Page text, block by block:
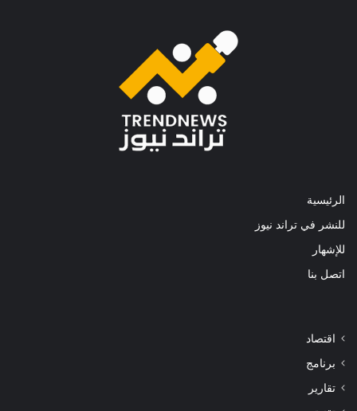
الرئيسية
للنشر في تراند نيوز
للإشهار
اتصل بنا
اقتصاد
برنامج
تقارير